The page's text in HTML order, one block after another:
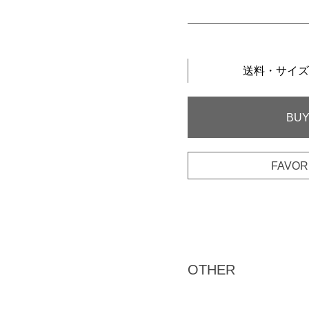
送料・サイ
OTHER